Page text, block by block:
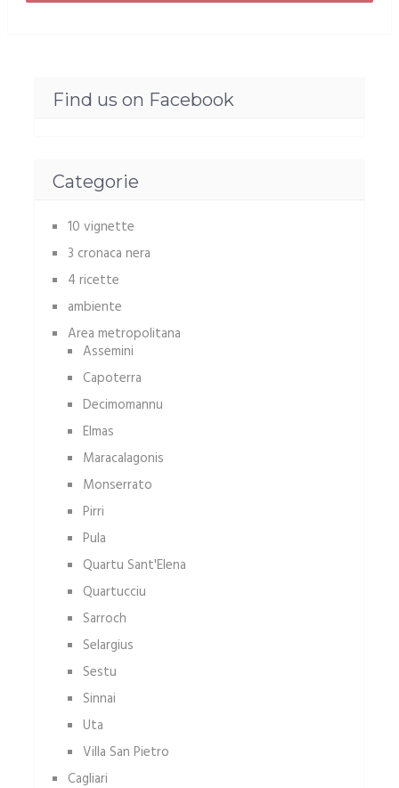
Find us on Facebook
Categorie
10 vignette
3 cronaca nera
4 ricette
ambiente
Area metropolitana
Assemini
Capoterra
Decimomannu
Elmas
Maracalagonis
Monserrato
Pirri
Pula
Quartu Sant'Elena
Quartucciu
Sarroch
Selargius
Sestu
Sinnai
Uta
Villa San Pietro
Cagliari